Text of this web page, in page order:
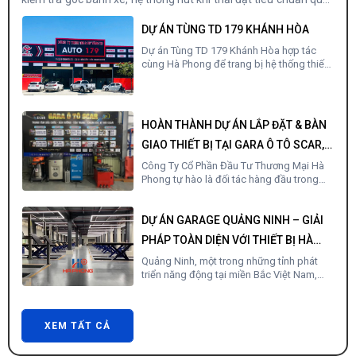
tế.
bị gara ô tô hiện đại, nâng cao chất lượng
vực
HOÀN THÀNH DỰ ÁN LẮP ĐẶT & BÀN
Phong tự hào là đối tác hàng đầu trong
lĩnh vực cung cấp thiết bị sửa chữa ô tô,
cao chất lượng dịch vụ sửa chữa xe, Hà
Phong...
DỰ ÁN GARAGE QUẢNG NINH – GIẢI
PHÁP TOÀN DIỆN VỚI THIẾT BỊ HÀ
triển năng động tại miền Bắc Việt Nam,
đang chứng kiến sự gia tăng mạnh mẽ về
biệt khi số lượng phương tiện giao thông
ngà...
DỰ ÁN MASTER CAR CARE TÂN BÌNH
– NƠI HỘI TỤ CÔNG NGHỆ HIỆN ĐẠI
XEM TẤT CẢ